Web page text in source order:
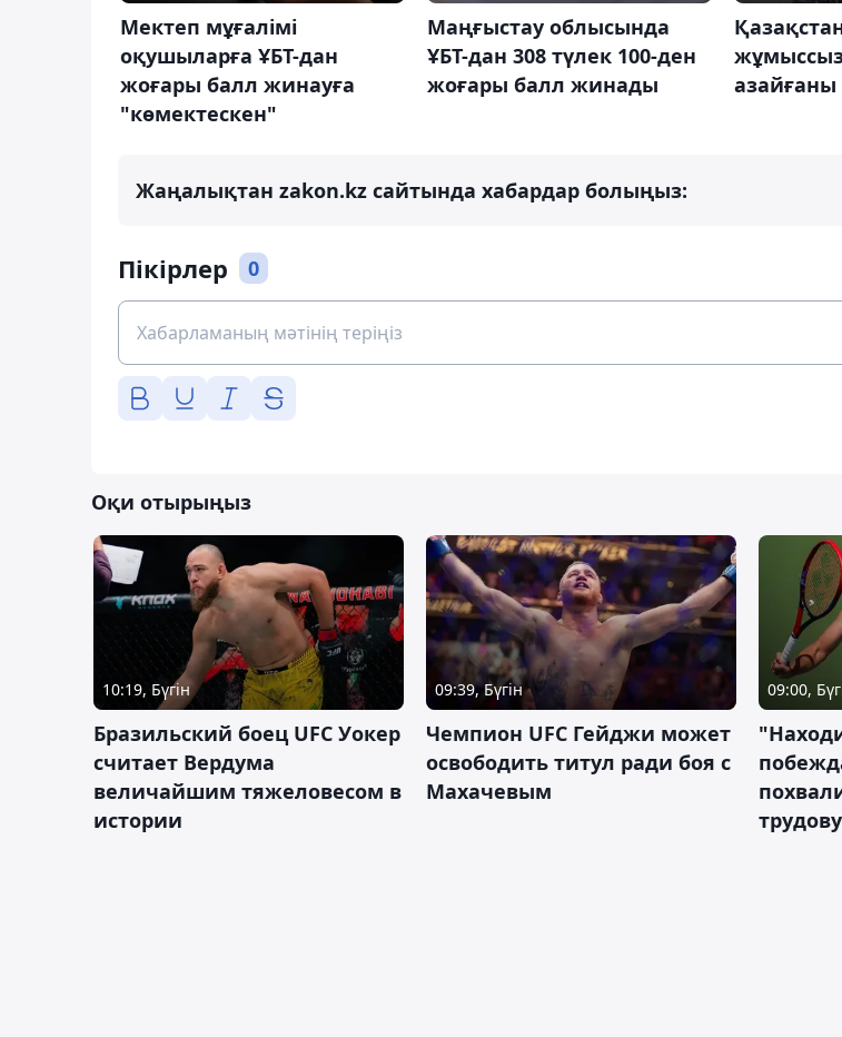
Мектеп мұғалімі
оқушыларға ҰБТ-дан
жоғары балл жинауға
"көмектескен"
Маңғыстау облысында
ҰБТ-дан 308 түлек 100-ден
жоғары балл жинады
азайғаны
Жаңалықтан zakon.kz сайтында хабардар болыңыз:
Пікірлер 0
Оқи отырыңыз
10:19, Бүгін
Бразильский боец UFC Уокер
считает Вердума
величайшим тяжеловесом в
истории
09:39, Бүгін
Чемпион UFC Гейджи может
освободить титул ради боя с
Махачевым
09:00,